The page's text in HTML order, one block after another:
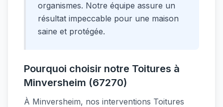
organismes. Notre équipe assure un
résultat impeccable pour une maison
saine et protégée.
Pourquoi choisir notre Toitures à
Minversheim (67270)
À Minversheim, nos interventions Toitures